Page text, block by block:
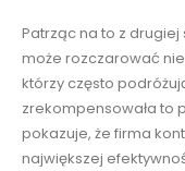
Patrząc na to z
może rozczarować
którzy często
zrekompensowała to
pokazuje, że firma
największej